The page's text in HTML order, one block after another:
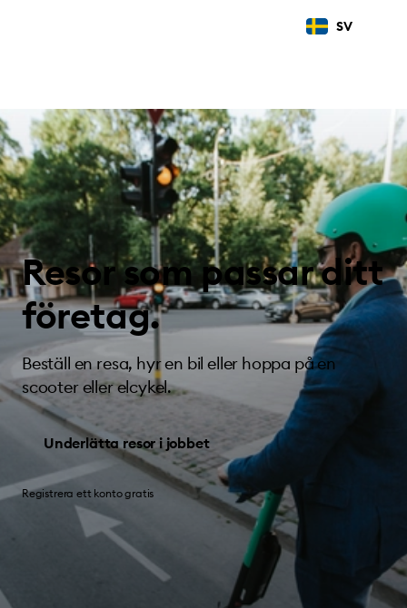
SV
Resor som passar ditt
företag.
Beställ en resa, hyr en bil eller hoppa på en
scooter eller elcykel.
Underlätta resor i jobbet
Registrera ett konto gratis